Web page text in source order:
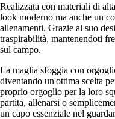
Realizzata con materiali di
look moderno ma anche un
allenamenti. Grazie al suo
traspirabilità, mantenendoti
sul campo.
La maglia sfoggia con
diventando un'ottima scelta
proprio orgoglio per la loro
partita, allenarsi o
un capo essenziale nel